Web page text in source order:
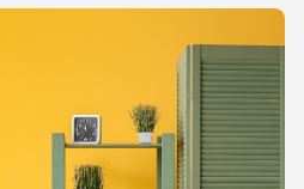
التخطي
إلى
نهاية
معرض
الصور